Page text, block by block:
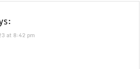
at 8:42 pm